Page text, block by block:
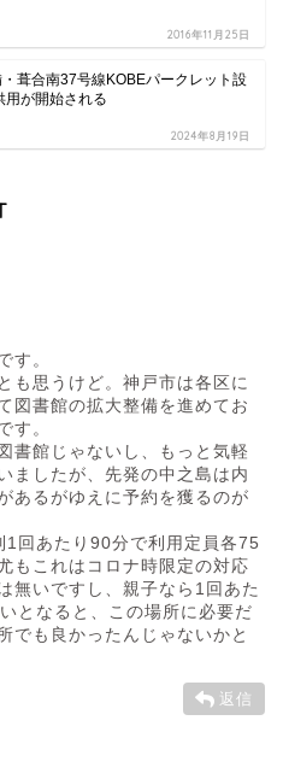
2016年11月25日
葺合南37号線KOBEパークレット設
用が開始される
2024年8月19日
す。
も思うけど。神戸市は各区に
図書館の拡大整備を進めてお
す。
書館じゃないし、もっと気軽
ましたが、先発の中之島は内
あるがゆえに予約を獲るのが
1回あたり90分で利用定員各75
もこれはコロナ時限定の対応
無いですし、親子なら1回あた
となると、この場所に必要だ
でも良かったんじゃないかと
返信